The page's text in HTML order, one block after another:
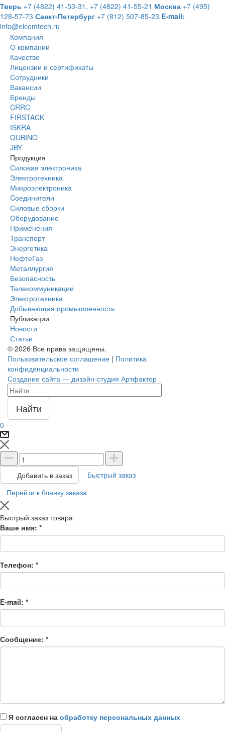
Тверь +7 (4822) 41-53-31, +7 (4822) 41-55-21 Москва +7 (495)
128-57-73 Санкт-Петербург +7 (812) 507-85-23 E-mail:
info@elcomtech.ru
Компания
О компании
Качество
Лицензии и сертификаты
Сотрудники
Вакансии
Бренды
CRRC
FIRSTACK
ISKRA
QUBINO
JBY
Продукция
Силовая электроника
Электротехника
Микроэлектроника
Cоединители
Силовые сборки
Оборудование
Применения
Транспорт
Энергетика
НефтеГаз
Металлургия
Безопасность
Телекоммуникации
Электротехника
Добывающая промышленность
Публикации
Новости
Статьи
© 2026 Все права защищены.
Пользовательское соглашение | Политика
конфиденциальности
Создание сайта — дизайн-студия Артфактор
Найти
0
Добавить в заказ
Быстрый заказ
Перейти к бланку заказа
Быстрый заказ товара
Ваше имя: *
Телефон: *
E-mail: *
Сообщение: *
Я согласен на обработку персональных данных